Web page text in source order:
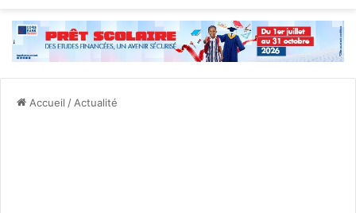
Accueil / Actualité